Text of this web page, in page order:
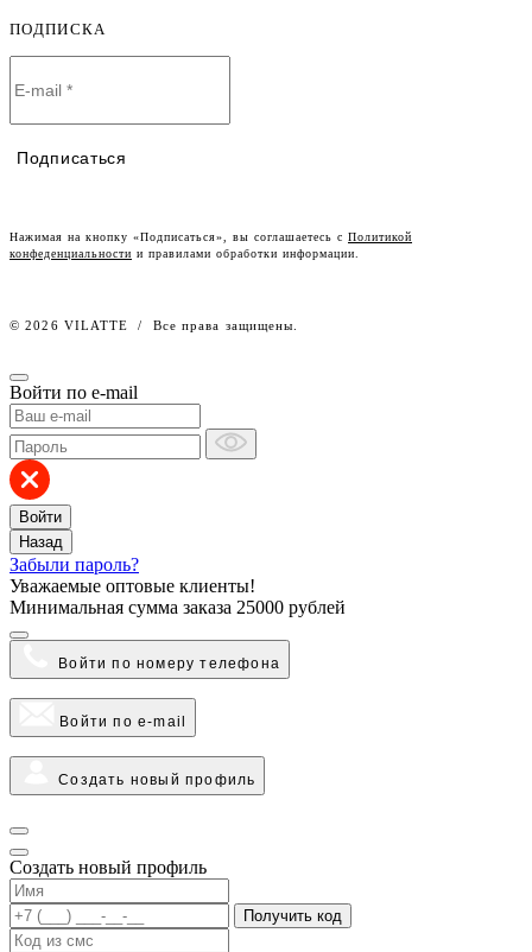
Оплата и доставка
Договор-оферта
Условия сотрудничества
Lookbook
Работа в компании
ПОДПИСКА
Подписаться
Нажимая на кнопку «Подписаться», вы соглашаетесь с Политикой
конфеденциальности и правилами обработки информации.
© 2026 VILATTE / Все права защищены.
Войти по e-mail
Войти
Назад
Забыли пароль?
Уважаемые оптовые клиенты!
Минимальная сумма заказа 25000 рублей
Войти по номеру телефона
Войти по e-mail
Создать новый профиль
Создать новый профиль
Получить код